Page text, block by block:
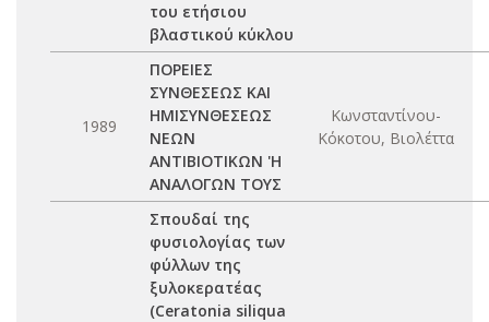
του ετήσιου
βλαστικού κύκλου
1989
ΠΟΡΕΙΕΣ
ΣΥΝΘΕΣΕΩΣ ΚΑΙ
ΗΜΙΣΥΝΘΕΣΕΩΣ
ΝΕΩΝ
ΑΝΤΙΒΙΟΤΙΚΩΝ 'Η
ΑΝΑΛΟΓΩΝ ΤΟΥΣ
Κωνσταντίνου-
Κόκοτου, Βιολέττα
Σπουδαί της
φυσιολογίας των
φύλλων της
ξυλοκερατέας
(Ceratonia siliqua